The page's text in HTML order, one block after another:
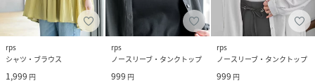
rps
シャツ・ブラウス
1,999 円
rps
ノースリーブ・タンクトップ
999 円
rps
ノースリーブ・タンクトップ
999 円